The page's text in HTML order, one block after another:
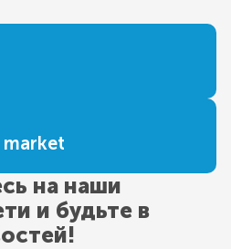
на наши
и будьте в